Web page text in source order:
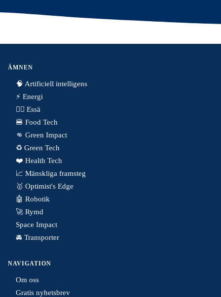
ÄMNEN
🧠 Artificiell intelligens
⚡️ Energi
✍🏼 Essä
🍔 Food Tech
👊 Green Impact
♻️ Green Tech
❤️ Health Tech
📈 Mänskliga framsteg
🥇 Optimist's Edge
🤖 Robotik
🚀 Rymd
Space Impact
🚘 Transporter
NAVIGATION
Om oss
Gratis nyhetsbrev